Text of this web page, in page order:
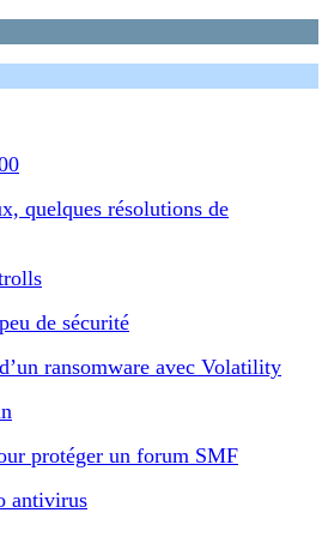
quelques résolutions de
de sécurité
ransomware avec Volatility
protéger un forum SMF
antivirus